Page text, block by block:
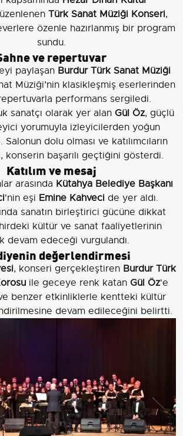
Türk Sanat Müziği Konseri,
özenle hazırlanmış bir program
sundu.
ve repertuvar
paylaşan Burdur Türk Sanat Müziği
Müziği’nin klasikleşmiş eserlerinden
performans sergiledi.
sanatçı olarak yer alan Gül Öz, güçlü
yorumuyla izleyicilerden yoğun
dolu olması ve katılımcıların
başarılı geçtiğini gösterdi.
Katılım ve mesaj
arasında Kütahya Belediye Başkanı
'nin eşi Emine Kahveci de yer aldı.
sanatın birleştirici gücüne dikkat
kültür ve sanat faaliyetlerinin
devam edeceği vurgulandı.
değerlendirmesi
, konseri gerçekleştiren Burdur Türk
ile geceye renk katan Gül Öz'e
benzer etkinliklerle kentteki kültür
devam edileceğini belirtti.